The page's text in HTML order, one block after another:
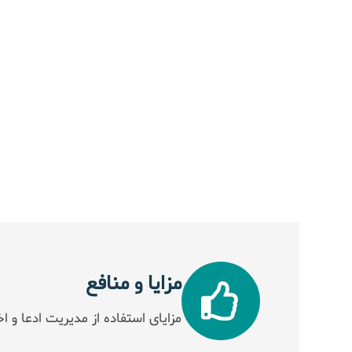
مزایا و منافع
مزایای استفاده از مدیریت ادعا